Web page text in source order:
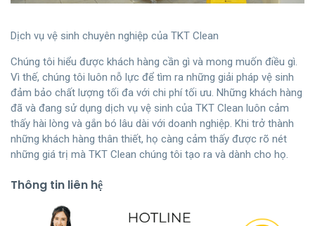
Dịch vụ vệ sinh chuyên nghiệp của TKT Clean
Chúng tôi hiểu được khách hàng cần gì và mong muốn điều gì.
Vì thế, chúng tôi luôn nỗ lực để tìm ra những giải pháp vệ sinh
đảm bảo chất lượng tối đa với chi phí tối ưu. Những khách hàng
đã và đang sử dụng dịch vụ vệ sinh của TKT Clean luôn cảm
thấy hài lòng và gắn bó lâu dài với doanh nghiệp. Khi trở thành
những khách hàng thân thiết, họ càng cảm thấy được rõ nét
những giá trị mà TKT Clean chúng tôi tạo ra và dành cho họ.
Thông tin liên hệ